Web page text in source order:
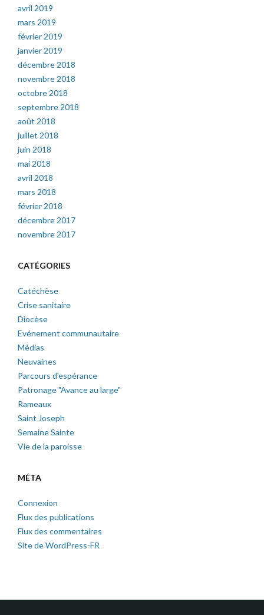
avril 2019
mars 2019
février 2019
janvier 2019
décembre 2018
novembre 2018
octobre 2018
septembre 2018
août 2018
juillet 2018
juin 2018
mai 2018
avril 2018
mars 2018
février 2018
décembre 2017
novembre 2017
CATÉGORIES
Catéchèse
Crise sanitaire
Diocèse
Evénement communautaire
Médias
Neuvaines
Parcours d'espérance
Patronage "Avance au large"
Rameaux
Saint Joseph
Semaine Sainte
Vie de la paroisse
MÉTA
Connexion
Flux des publications
Flux des commentaires
Site de WordPress-FR